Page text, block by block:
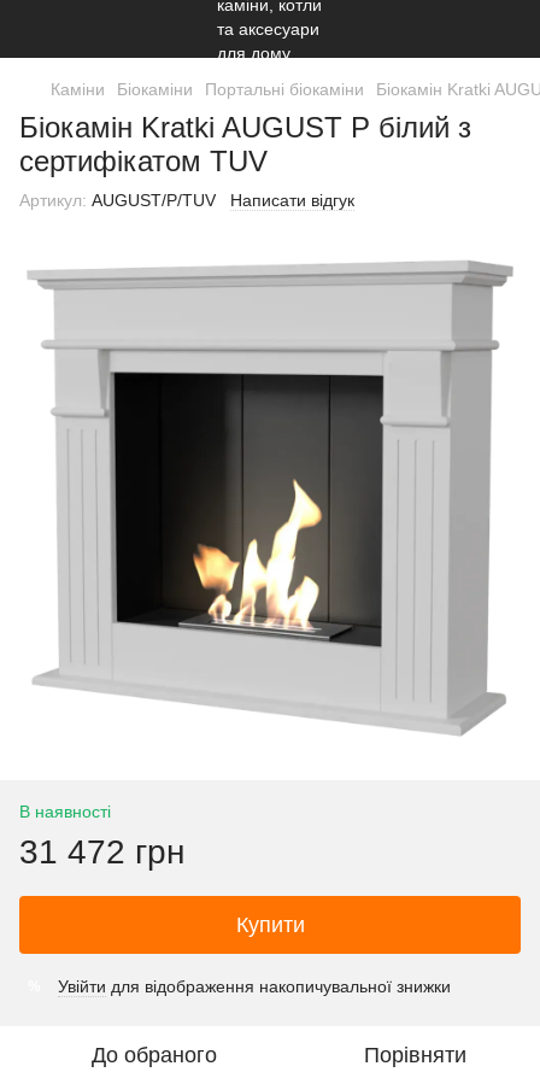
Каміни Біокаміни Портальні біокаміни Біокамін Kratki
Біокамін Kratki AUGUST P білий з
сертифікатом TUV
Артикул: AUGUST/P/TUV Написати відгук
В наявності
31 472 грн
Купити
Увійти для відображення накопичувальної знижки
До обраного Порівняти